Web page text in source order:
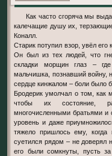
Как часто сгоряча мы выдаём родным слова лихие, порой жестокие,
калечащие душу их,
Коналл.
Старик потупил взор, увёл его
Он был из тех людей, что
складки морщин глаз –
мальчишка, познавший войну,
сердце кинжалом – боли было
Бродерик умолчал о том, как
чтобы их состояние,
многочисленными братьями и
уровень и даже
тяжело пришлось ему,
суетился рядом – не доверял
его были сомкнуты, пусть